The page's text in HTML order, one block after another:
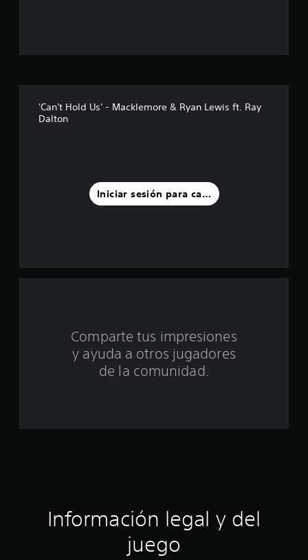
l
a
d
a
n
e
'Can't Hold Us' - Macklemore & Ryan Lewis ft. Ray
Dalton
Iniciar sesión para calificar
Comparte tus impresiones
y ayuda a otros jugadores
de la comunidad.
Información legal y del
juego